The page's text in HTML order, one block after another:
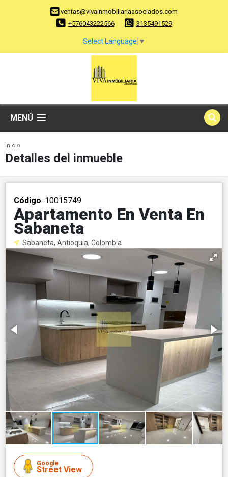
ventas@vivainmobiliariaasociados.com
+576043222566
3135491529
Select Language ▼
MENÚ
Inicio
Detalles del inmueble
Código. 10015749
Apartamento En Venta En
Sabaneta
Sabaneta, Antioquia, Colombia
Google
Street View